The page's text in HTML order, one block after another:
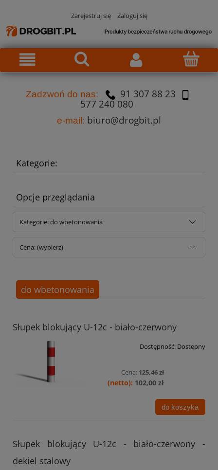
Zarejestruj się Zaloguj się
Zadzwoń do nas:
91 307 88 23
577 240 080
e-mail: biuro@drogbit.pl
Kategorie:
Opcje przeglądania
Kategorie: do wbetonowania
Cena: (wybierz)
do wbetonowania
Słupek blokujący U-12c - biało-czerwony
Dostępność: Dostępny
Cena: 125,46 zł
102,00 zł
do koszyka
Słupek blokujący U-12c - biało-czerwony -
dekiel stalowy